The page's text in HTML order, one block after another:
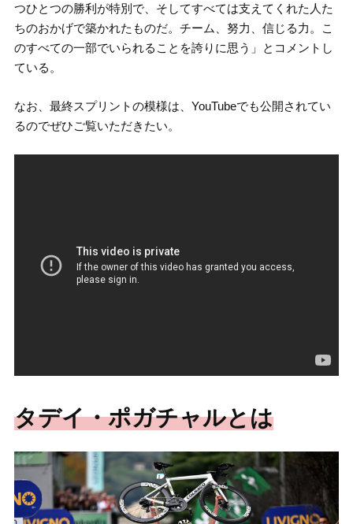
つひとつの勝利が特別で、そしてすべては支えてくれた人た
ちのおかげで築かれたものだ。チーム、努力、信じる力。こ
のすべての一部でいられることを誇りに思う」とコメントし
ている。
なお、最終スプリントの模様は、YouTubeでも公開されてい
るのでぜひご覧いただきたい。
タデイ・ポガチャルとは